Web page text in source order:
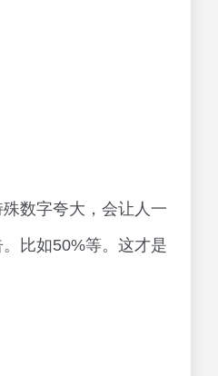
数字夸大，会让人一
比如50%等。这才是